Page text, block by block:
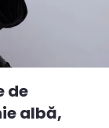
de
albă,